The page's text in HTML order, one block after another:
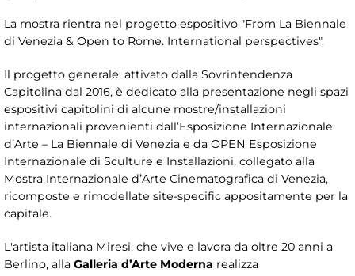
La mostra rientra nel progetto espositivo "From La Biennale
di Venezia & Open to Rome. International perspectives".
Il progetto generale, attivato dalla Sovrintendenza
Capitolina dal 2016, è dedicato alla presentazione negli spazi
espositivi capitolini di alcune mostre/installazioni
internazionali provenienti dall’Esposizione Internazionale
d’Arte – La Biennale di Venezia e da OPEN Esposizione
Internazionale di Sculture e Installazioni, collegato alla
Mostra Internazionale d’Arte Cinematografica di Venezia,
ricomposte e rimodellate site-specific appositamente per la
capitale.
L'artista italiana Miresi, che vive e lavora da oltre 20 anni a
Berlino, alla Galleria d’Arte Moderna realizza